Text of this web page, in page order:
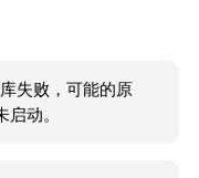
失败，可能的原
动。